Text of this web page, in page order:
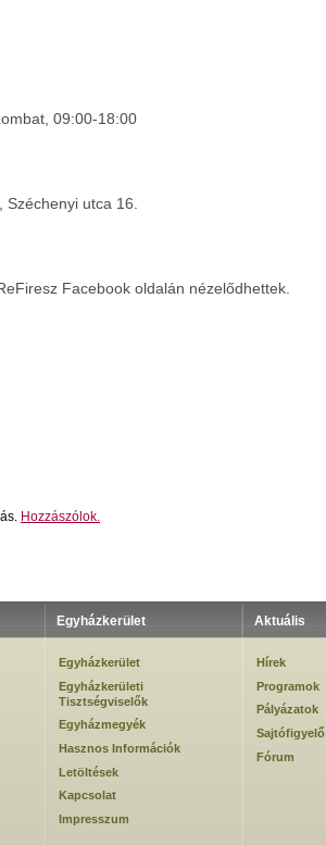
09:00-18:00
utca 16.
Facebook oldalán nézelődhettek.
Hozzászólok.
Egyházkerület
Egyházkerület
Egyházkerületi
Tisztségviselők
Egyházmegyék
Hasznos Információk
Letöltések
Kapcsolat
Impresszum
Aktuális
Hírek
Programok
Pályázatok
Sajtófigyelő
Fórum